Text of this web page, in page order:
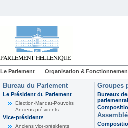
Le Parlement Organisation &
Bureau du Parlement
Le Président du Parlement
Election-Mandat-Pouvoirs
Anciens présidents
Vice-présidents
Anciens vice-présidents
Groupes
Bureaux